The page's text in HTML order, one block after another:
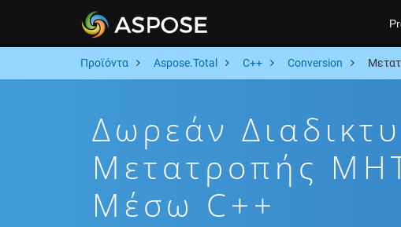
Προϊόντα Aspose.Total C++ Conversion
Δωρεάν
Μετατροπής
Μέσω C++